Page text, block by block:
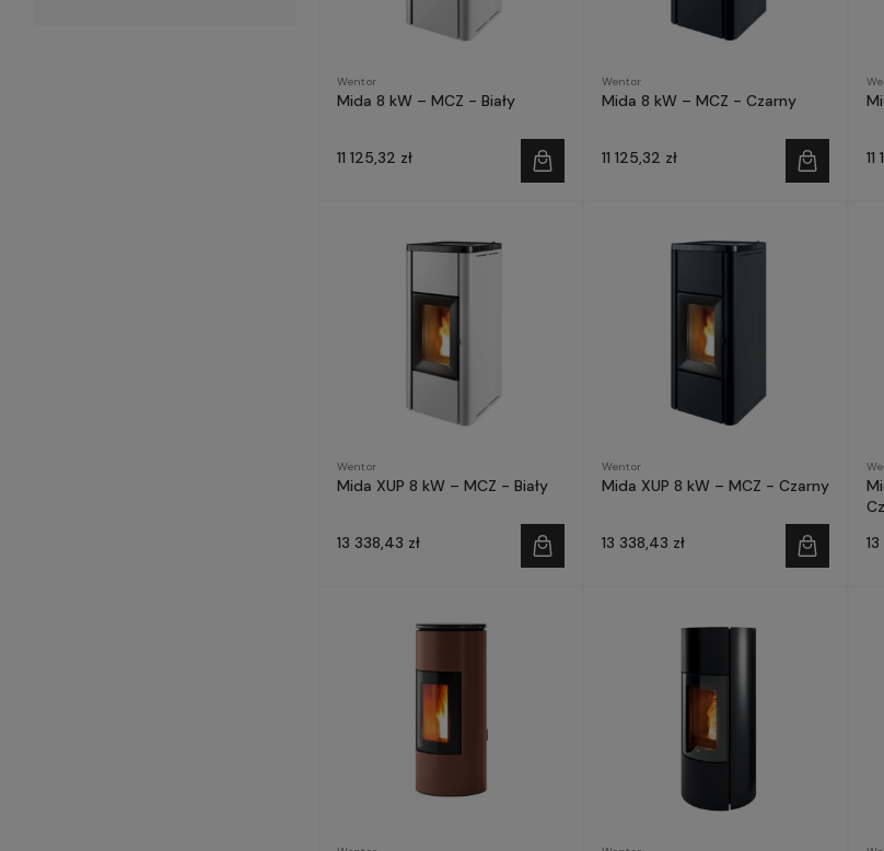
Wentor
Mida 8 kW – MCZ - Biały
11 125,32 zł
Wentor
Mida 8 kW – MCZ - Czarny
11 125,32 zł
Wentor
Mida XUP 8 kW – MCZ - Biały
13 338,43 zł
Wentor
Mida XUP 8 kW – MCZ - Czarny
13 338,43 zł